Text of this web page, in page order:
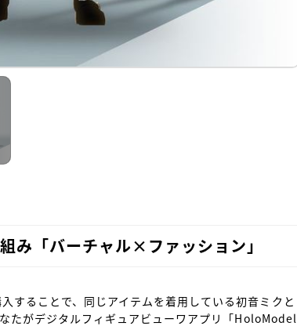
み「バーチャル×ファッション」
することで、同じアイテムを着用している初音ミクと
たがデジタルフィギュアビューワアプリ「HoloModel